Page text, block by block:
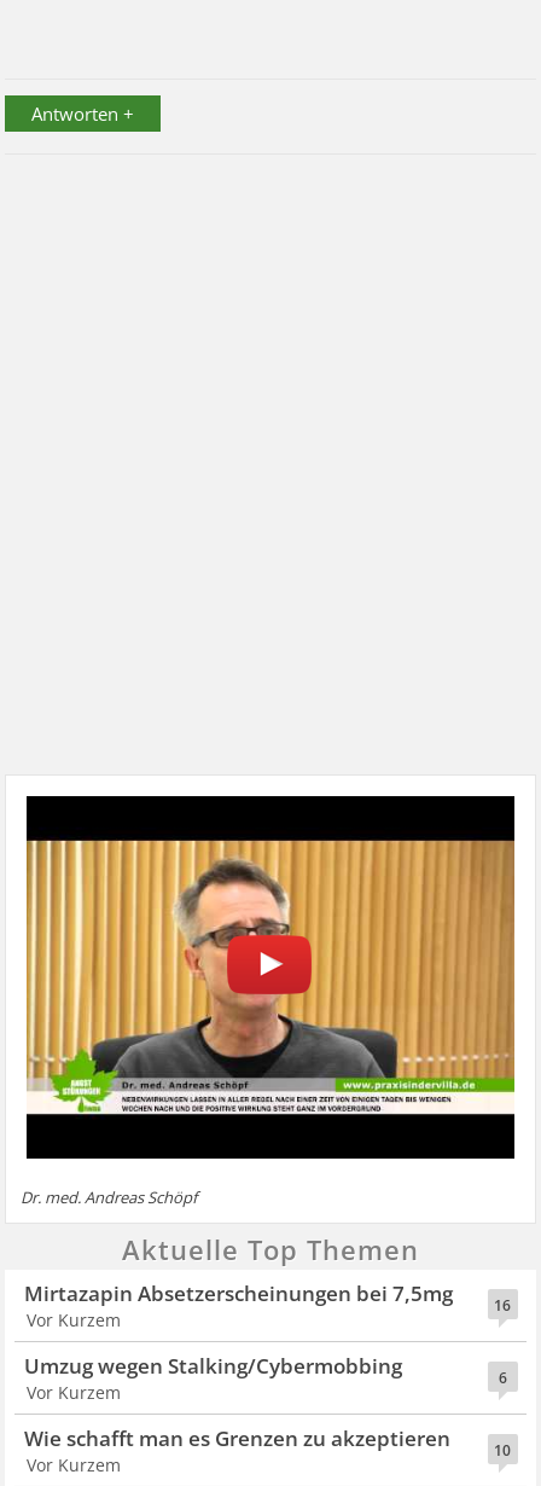
Antworten +
Dr. med. Andreas Schöpf
Aktuelle Top Themen
16
Mirtazapin Absetzerscheinungen bei 7,5mg
Vor Kurzem
6
Umzug wegen Stalking/Cybermobbing
Vor Kurzem
10
Wie schafft man es Grenzen zu akzeptieren
Vor Kurzem